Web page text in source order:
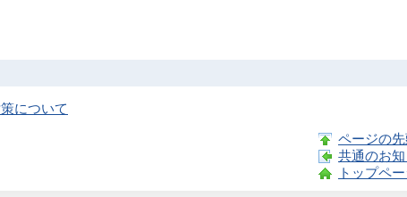
について
ページの
共通のお
トップペ